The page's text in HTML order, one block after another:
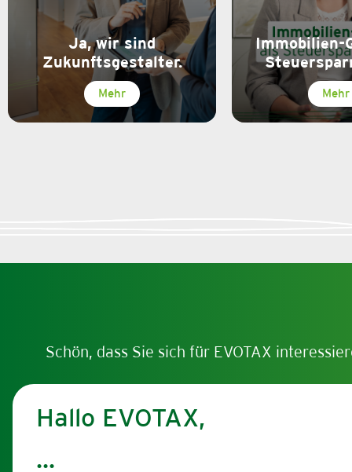
Ja, wir sind
Zukunftsgestalter.
Mehr
Immobilien-
Mehr
Schön, dass Sie sich für EVOTAX
Hallo EVOTAX,